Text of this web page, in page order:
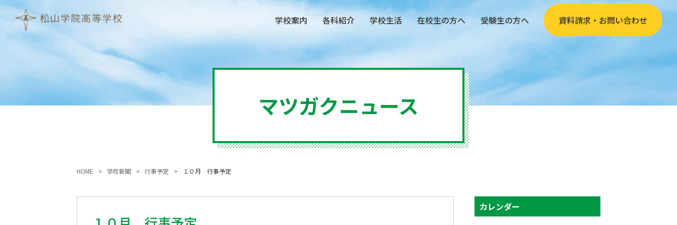
学校案内 各科紹介 学校生活 在校生の方へ 受験生の方へ 資料請求・お問い合わせ
マツガクニュース
HOME 学校新聞 行事予定 １０月 行事予定
カレンダー